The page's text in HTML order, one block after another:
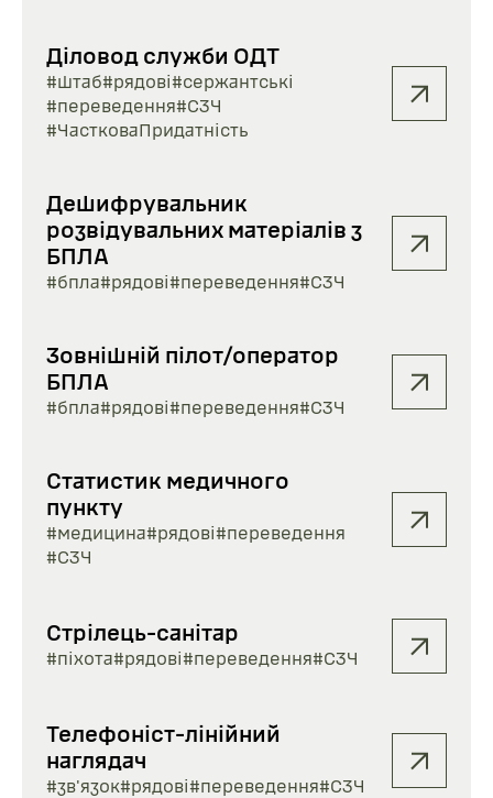
Діловод служби ОДТ
#штаб#рядові#сержантські
#переведення#СЗЧ
#ЧастковаПридатність
Дешифрувальник
розвідувальних матеріалів з
БПЛА
#бпла#рядові#переведення#СЗЧ
Зовнішній пілот/оператор
БПЛА
#бпла#рядові#переведення#СЗЧ
Статистик медичного
пункту
#медицина#рядові#переведення
#СЗЧ
Стрілець-санітар
#піхота#рядові#переведення#СЗЧ
Телефоніст-лінійний
наглядач
#зв'язок#рядові#переведення#СЗЧ